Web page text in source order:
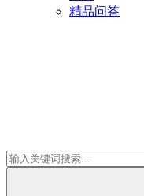
精品问答